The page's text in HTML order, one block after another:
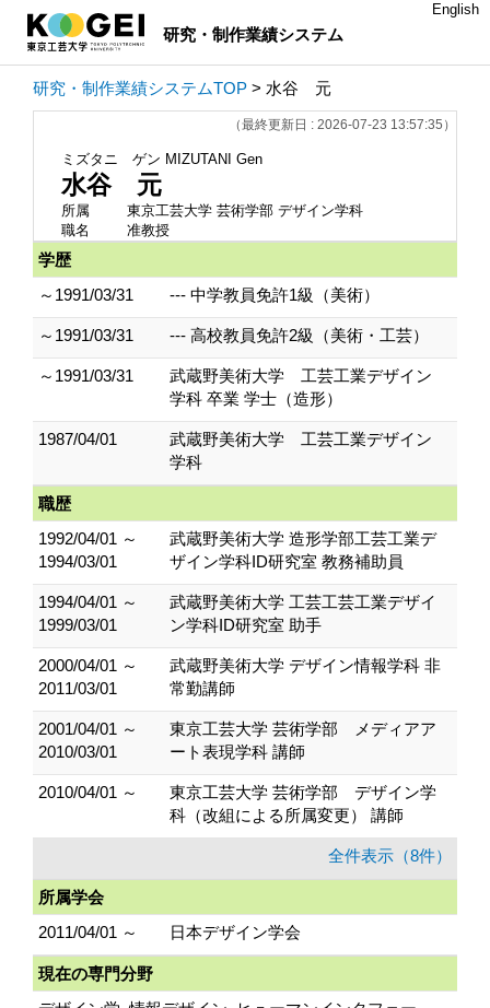
研究・制作業績システム
English
研究・制作業績システムTOP > 水谷 元
（最終更新日 : 2026-07-23 13:57:35）
ミズタニ ゲン MIZUTANI Gen
水谷 元
所属
東京工芸大学 芸術学部 デザイン学科
職名
准教授
学歴
～1991/03/31
--- 中学教員免許1級（美術）
～1991/03/31 --- 高校教員免許2級（美術・工芸）
～1991/03/31
武蔵野美術大学 工芸工業デザイン
学科 卒業 学士（造形）
1987/04/01
武蔵野美術大学 工芸工業デザイン
学科
職歴
1992/04/01 ～
1994/03/01
武蔵野美術大学 造形学部工芸工業デ
ザイン学科ID研究室 教務補助員
1994/04/01 ～
1999/03/01
武蔵野美術大学 工芸工芸工業デザイ
ン学科ID研究室 助手
2000/04/01 ～
2011/03/01
武蔵野美術大学 デザイン情報学科 非
常勤講師
2001/04/01 ～
2010/03/01
東京工芸大学 芸術学部 メディアア
ート表現学科 講師
2010/04/01 ～
東京工芸大学 芸術学部 デザイン学
科（改組による所属変更） 講師
全件表示（8件）
所属学会
2011/04/01 ～
日本デザイン学会
現在の専門分野